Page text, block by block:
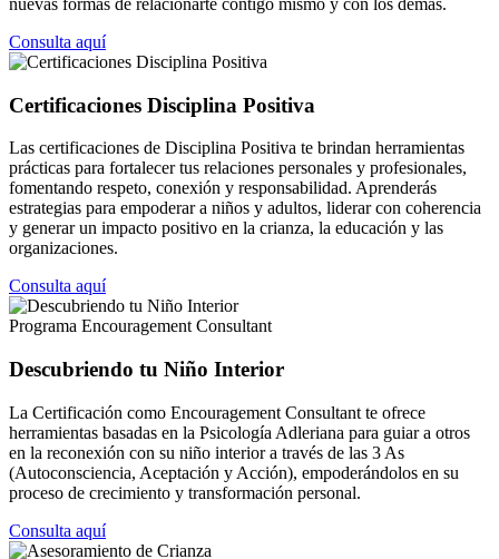
Consulta aquí
Certificaciones Disciplina Positiva
Las certificaciones de Disciplina Positiva te brindan herramientas
prácticas para fortalecer tus relaciones personales y profesionales,
fomentando respeto, conexión y responsabilidad. Aprenderás
estrategias para empoderar a niños y adultos, liderar con coherencia
y generar un impacto positivo en la crianza, la educación y las
organizaciones.
Consulta aquí
Programa Encouragement Consultant
Descubriendo tu Niño Interior
La Certificación como Encouragement Consultant te ofrece
herramientas basadas en la Psicología Adleriana para guiar a otros
en la reconexión con su niño interior a través de las 3 As
(Autoconsciencia, Aceptación y Acción), empoderándolos en su
proceso de crecimiento y transformación personal.
Consulta aquí